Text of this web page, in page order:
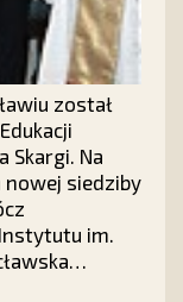
został
Skargi. Na
siedziby
im.